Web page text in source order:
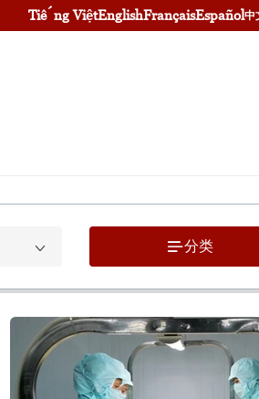
Tiếng ViệtEnglishFrançaisEspañol中
分类